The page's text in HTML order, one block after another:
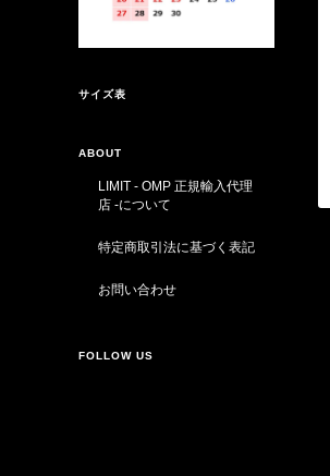
サイズ表
ABOUT
LIMIT - OMP 正規輸入代理
店 -について
特定商取引法に基づく表記
お問い合わせ
FOLLOW US